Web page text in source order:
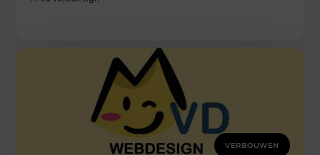
VERBOUWEN